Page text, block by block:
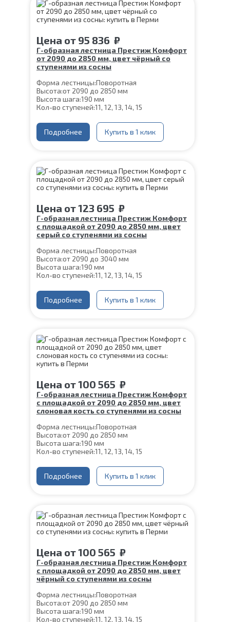
Угол наклона: 39°
Срок гарантии (на металлокаркас):25 лет
Цена от 95 836 ₽
Г-образная лестница Престиж Комфорт
от 2090 до 2850 мм, цвет чёрный со
ступенями из сосны
Форма лестницы:Поворотная
Высота:от 2090 до 2850 мм
Высота шага:190 мм
Кол-во ступеней:11, 12, 13, 14, 15
Глубина ступени:
300 мм
Ширина марша:
900 мм
Материал каркаса:Сталь
Угол наклона: 39°
Срок гарантии (на металлокаркас):25 лет
Подробнее Купить в 1 клик
Цена от123 695 ₽
Г-образная лестница Престиж Комфорт
с площадкой от 2090 до 2850 мм, цвет
серый со ступенями из сосны
Форма лестницы:Поворотная
Высота:от 2090 до 3040 мм
Высота шага:190 мм
Кол-во ступеней:11, 12, 13, 14, 15
Глубина ступени:
300 мм
Конструкция: На монокосоуре
Материал каркаса:Сталь
Угол наклона: 39°
Срок гарантии (на металлокаркас):25 лет
Подробнее Купить в 1 клик
Цена от100 565 ₽
Г-образная лестница Престиж Комфорт
с площадкой от 2090 до 2850 мм, цвет
слоновая кость со ступенями из сосны
Форма лестницы:Поворотная
Высота:от 2090 до 2850 мм
Высота шага:190 мм
Кол-во ступеней:11, 12, 13, 14, 15
Глубина ступени:
300 мм
Конструкция: На монокосоуре
Материал каркаса:Сталь
Угол наклона: 39°
Срок гарантии (на металлокаркас):25 лет
Подробнее Купить в 1 клик
Цена от100 565 ₽
Г-образная лестница Престиж Комфорт
с площадкой от 2090 до 2850 мм, цвет
чёрный со ступенями из сосны
Форма лестницы:Поворотная
Высота:от 2090 до 2850 мм
Высота шага:190 мм
Кол-во ступеней:11, 12, 13, 14, 15